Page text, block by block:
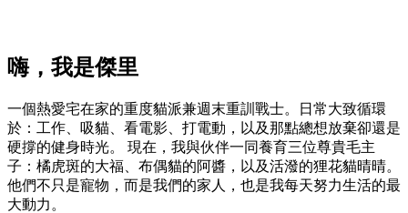
嗨，我是傑里
一個熱愛宅在家的重度貓派兼週末重訓戰士。日常大致循環
於：工作、吸貓、看電影、打電動，以及那點總想放棄卻還是
硬撐的健身時光。 現在，我與伙伴一同養育三位尊貴毛主
子：橘虎斑的大福、布偶貓的阿醬，以及活潑的狸花貓晴晴。
他們不只是寵物，而是我們的家人，也是我每天努力生活的最
大動力。